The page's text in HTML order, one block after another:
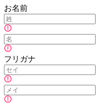
お名前
フリガナ